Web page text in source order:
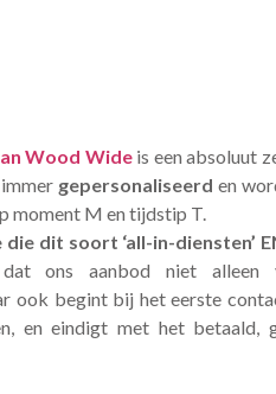
Wood Wideis een absoluut
gepersonaliseerden
moment M en tijdstip T.
die dit soort ‘all-in-diensten’
ons aanbod niet alleen
ook begint bij het eerste
en eindigt met het betaald,